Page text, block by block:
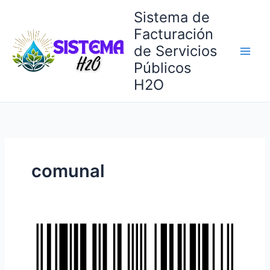
contenido
Sistema de
Facturación
de Servicios
Públicos
H2O
comunal
Código